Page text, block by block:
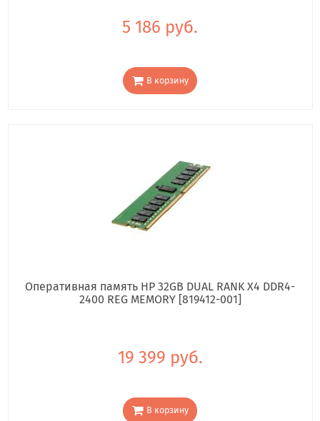
5 186 руб.
В корзину
Оперативная память HP 32GB DUAL RANK X4 DDR4-
2400 REG MEMORY [819412-001]
19 399 руб.
В корзину